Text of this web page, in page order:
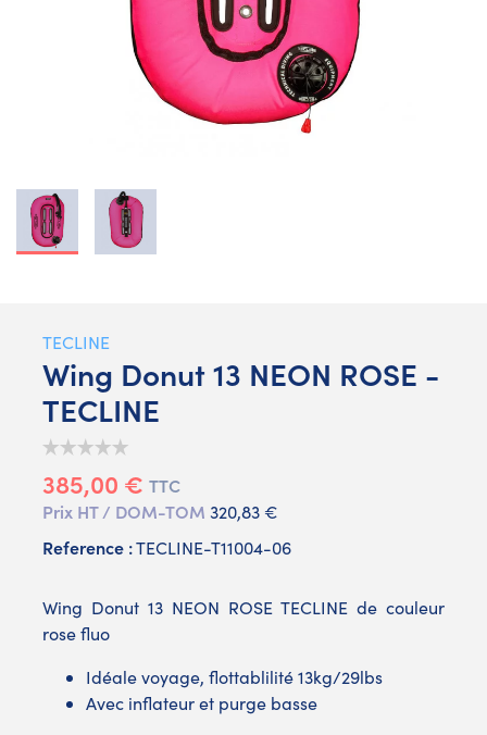
TECLINE
Wing Donut 13 NEON ROSE -
TECLINE
385,00 € TTC
Prix HT / DOM-TOM 320,83 €
Reference :TECLINE-T11004-06
Wing Donut 13 NEON ROSE TECLINE de couleur
rose fluo
Idéale voyage, flottablilité 13kg/29lbs
Avec inflateur et purge basse